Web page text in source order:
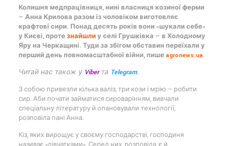
Колишня медпрацівниця, нині власниця козиної ферми
— Анна Крилова разом із чоловіком виготовляє
крафтові сири. Понад десять років вони «шукали себе»
у Києві, протезнайшлиу селі Грушківка — в Холодному
Яру на Черкащині. Туди за збігом обставин переїхали у
перший день повномасштабної війни, пише agronews.ua.
Читай нас також у Viberта Telegram.
З собою привезли кілька валіз, три кози і мрію — робити
сир. Аби почати займатися сироварінням, вивчали
спеціальну літературу й опановували технології,
розповіла пані Анна.
Кіз, яких вирощує у своєму господарстві, господиня